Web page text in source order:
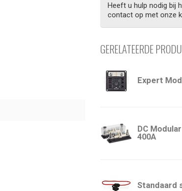
Heeft u hulp nodig bij
contact op met onze
GERELATEERDE
Expert
DC
400A
Standaard